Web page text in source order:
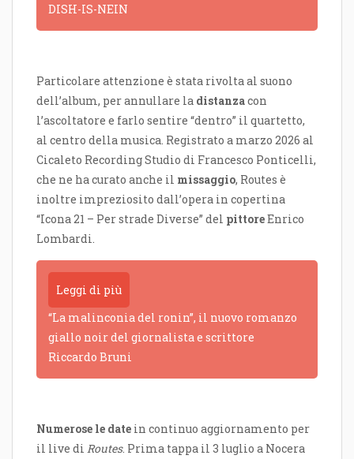
DISH-IS-NEIN
Particolare attenzione è stata rivolta al suono
dell’album, per annullare la distanzacon
l’ascoltatore e farlo sentire “dentro” il quartetto,
al centro della musica. Registrato a marzo 2026 al
Cicaleto Recording Studio di Francesco Ponticelli,
che ne ha curato anche il missaggio, Routes è
inoltre impreziosito dall’opera in copertina
“Icona 21 – Per strade Diverse” del pittoreEnrico
Lombardi.
Leggi di più
“La malinconia del ronin”, il nuovo romanzo
giallo noir del giornalista e scrittore
Riccardo Bruni
Numerose le date in continuo aggiornamento per
il live di Routes. Prima tappa il 3 luglio a Nocera